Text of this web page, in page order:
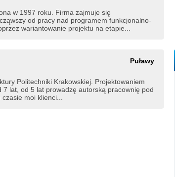
w 1997 roku. Firma zajmuje się
od pracy nad programem funkcjonalno-
wariantowanie projektu na etapie...
Puławy
Politechniki Krakowskiej. Projektowaniem
7 lat, od 5 lat prowadzę autorską pracownię pod
moi klienci...